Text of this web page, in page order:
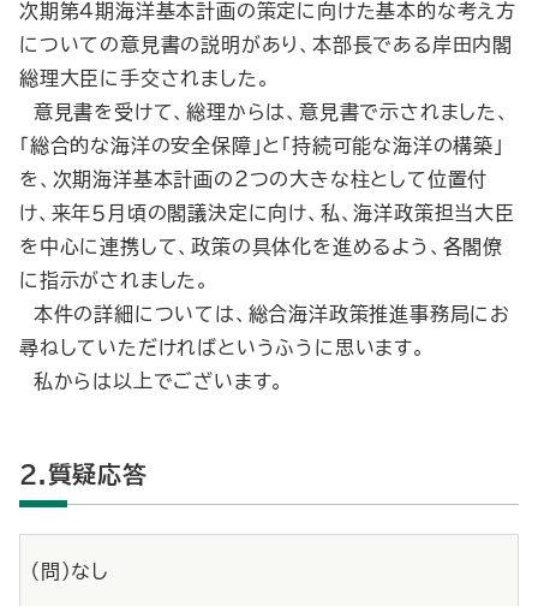
次期第４期海洋基本計画の策定に向けた基本的な考え方
についての意見書の説明があり、本部長である岸田内閣
総理大臣に手交されました。
意見書を受けて、総理からは、意見書で示されました、
「総合的な海洋の安全保障」と「持続可能な海洋の構築」
を、次期海洋基本計画の２つの大きな柱として位置付
け、来年５月頃の閣議決定に向け、私、海洋政策担当大臣
を中心に連携して、政策の具体化を進めるよう、各閣僚
に指示がされました。
本件の詳細については、総合海洋政策推進事務局にお
尋ねしていただければというふうに思います。
私からは以上でございます。
2.質疑応答
（問）なし